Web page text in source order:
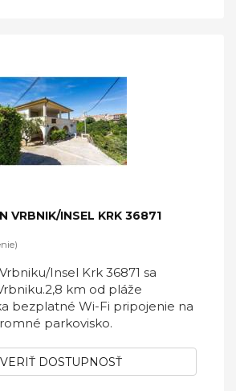
VRBNIK/INSEL KRK 36871
Insel Krk 36871 sa
km od pláže
bezplatné Wi-Fi pripojenie na
​​parkovisko.
DOSTUPNOSŤ